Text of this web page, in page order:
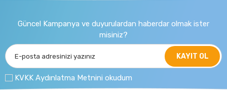
Güncel Kampanya ve duyurulardan haberdar olmak ister
misiniz?
KAYIT OL
KVKK Aydınlatma Metnini okudum